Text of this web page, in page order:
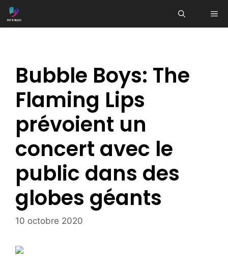
Aller
au
Bubble Boys: The
Flaming Lips
prévoient un
concert avec le
public dans des
globes géants
10 octobre 2020